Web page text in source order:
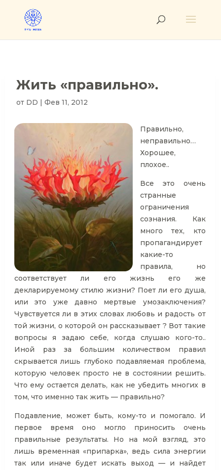
Жить «правильно».
от DD | Фев 11, 2012
Правильно,
неправильно…
Хорошее,
плохое..
Все это очень
странные
ограничения
сознания. Как
много тех, кто
пропагандирует
какие-то
правила, но
соответствует ли его жизнь его же
декларируемому стилю жизни? Поет ли его душа,
или это уже давно мертвые умозаключения?
Чувствуется ли в этих словах любовь и радость от
той жизни, о которой он рассказывает ? Вот такие
вопросы я задаю себе, когда слушаю кого-то..
Иной раз за большим количеством правил
скрывается лишь глубоко подавляемая проблема,
которую человек просто не в состоянии решить.
Что ему остается делать, как не убедить многих в
том, что именно так жить — правильно?
Подавление, может быть, кому-то и помогало. И
первое время оно могло приносить очень
правильные результаты. Но на мой взгляд, это
лишь временная «припарка», ведь сила энергии
так или иначе будет искать выход — и найдет